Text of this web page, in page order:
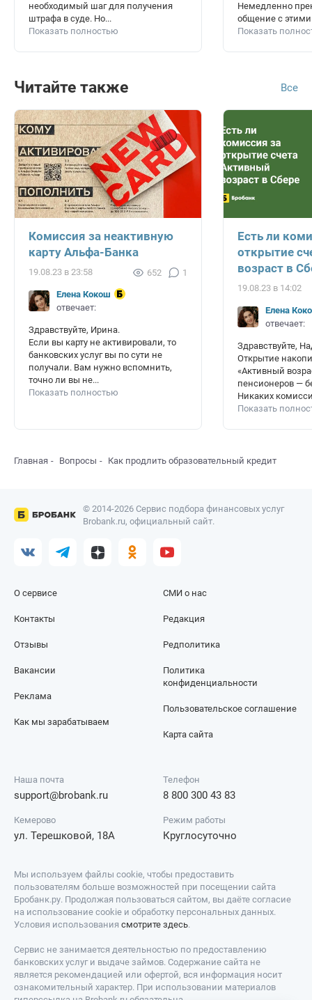
необходимый шаг для получения
штрафа в суде. Но...
Показать полностью
Немедленно
общение с
Показать
Читайте также Все
Комиссия за неактивную
карту Альфа-Банка
19.08.23 в 23:58 652 1
Елена Кокош
отвечает:
Здравствуйте, Ирина.
Если вы карту не активировали, то
банковских услуг вы по сути не
получали. Вам нужно вспомнить,
точно ли вы не...
Показать полностью
Есть ли
открытие
возраст в
19.08.23 в 14:02
Елена
отвечает:
Здравствуйте,
Открытие
«Активный
пенсионеров —
Никаких
Показать
Главная Вопросы Как продлить образовательный кредит
© 2014-2026 Сервис подбора финансовых услуг
Brobank.ru, официальный сайт.
О сервисе
Контакты
Отзывы
СМИ о нас
Редакция
Редполитика
Вакансии
Реклама
Как мы зарабатываем
Политика
конфиденциальности
Пользовательское соглашение
Карта сайта
Наша почта
support@brobank.ru
Телефон
8 800 300 43 83
Кемерово
ул. Терешковой, 18А
Режим работы
Круглосуточно
Мы используем файлы cookie, чтобы предоставить
пользователям больше возможностей при посещении сайта
Бробанк.ру. Продолжая пользоваться сайтом, вы даёте согласие
на использование cookie и обработку персональных данных.
Условия использования смотрите здесь.
Сервис не занимается деятельностью по предоставлению
банковских услуг и выдаче займов. Содержание сайта не
является рекомендацией или офертой, вся информация носит
ознакомительный характер. При использовании материалов